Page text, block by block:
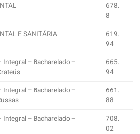
678.
8
E SANITÁRIA
619.
94
Integral – Bacharelado –
665.
94
Integral – Bacharelado –
661.
88
Integral – Bacharelado –
708.
02